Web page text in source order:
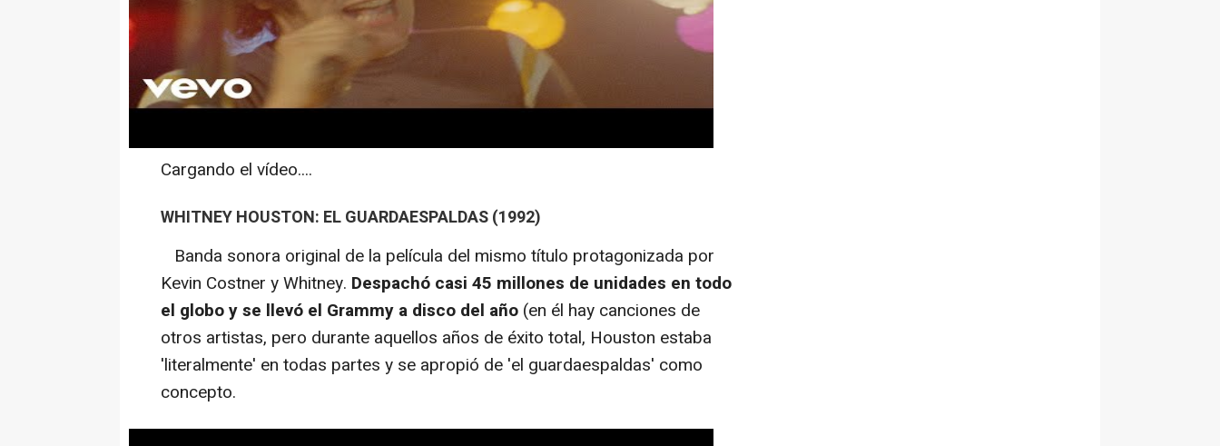
Cargando el vídeo....
WHITNEY HOUSTON: EL GUARDAESPALDAS (1992)
Banda sonora original de la película del mismo título protagonizada por
Kevin Costner y Whitney. Despachó casi 45 millones de unidades en todo
el globo y se llevó el Grammy a disco del año (en él hay canciones de
otros artistas, pero durante aquellos años de éxito total, Houston estaba
'literalmente' en todas partes y se apropió de 'el guardaespaldas' como
concepto.